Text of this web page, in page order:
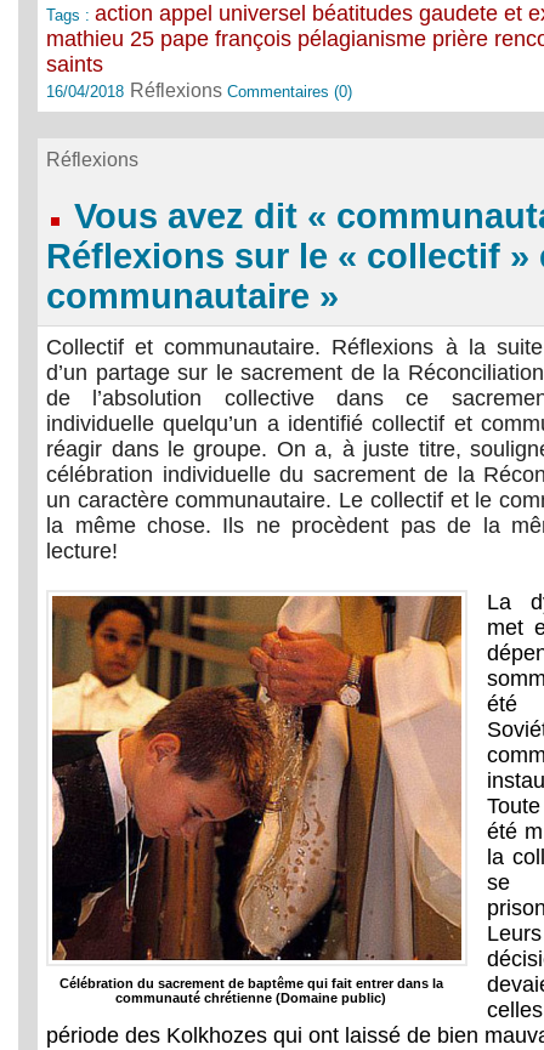
Tags :action appel universel béatitudes gaudete et
mathieu 25 pape françois pélagianisme prière
saints
16/04/2018 RéflexionsCommentaires (0)
Réflexions
Vous avez dit «
Réflexions sur le « collectif »
communautaire »
Collectif et communautaire. Réflexions à la
d’un partage sur le sacrement de la
de l’absolution collective dans ce
individuelle quelqu’un a identifié collectif et
réagir dans le groupe. On a, à juste titre,
célébration individuelle du sacrement de la
un caractère communautaire. Le collectif et le
la même chose. Ils ne procèdent pas de la
lecture!
Célébration du sacrement de baptême qui fait entrer dans la
communauté chrétienne (Domaine public)
La
met
été
été
la
se
période des Kolkhozes qui ont laissé de bien